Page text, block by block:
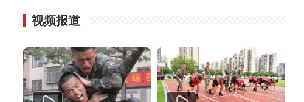
视频报道